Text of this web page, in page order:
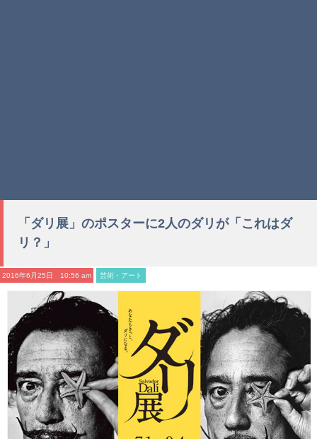
「ダリ展」のポスターに2人のダリが「これはダ
リ？」
2016年6月25日 10:56 am 芸術・アート